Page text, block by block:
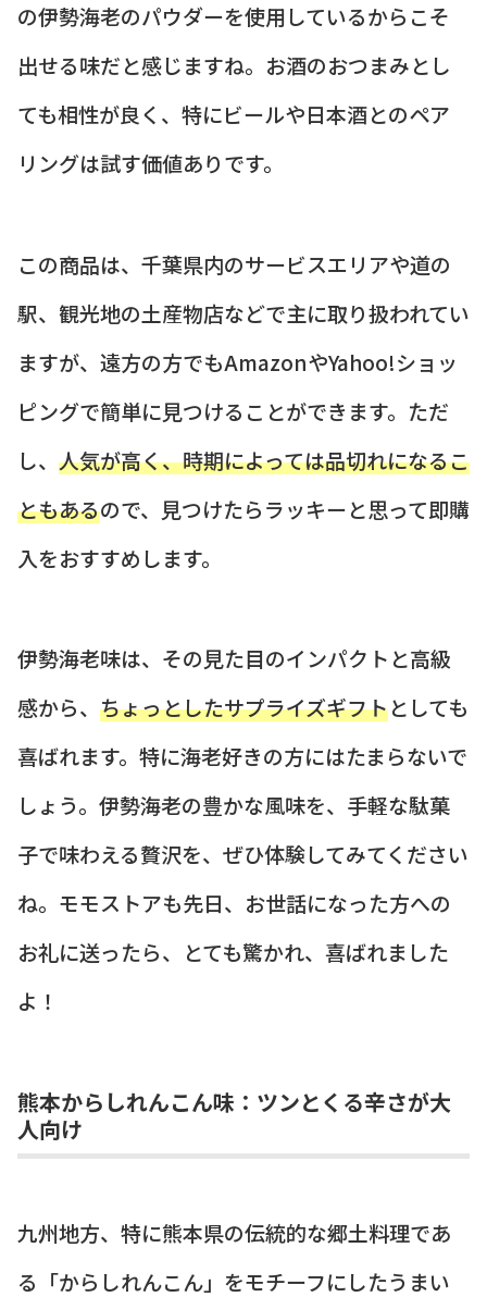
の伊勢海老のパウダーを使用しているからこそ
出せる味だと感じますね。お酒のおつまみとし
ても相性が良く、特にビールや日本酒とのペア
リングは試す価値ありです。
この商品は、千葉県内のサービスエリアや道の
駅、観光地の土産物店などで主に取り扱われてい
ますが、遠方の方でもAmazonやYahoo!ショッ
ピングで簡単に見つけることができます。ただ
し、 人気が高く、時期によっては品切れになるこ
ともあるので、見つけたらラッキーと思って即購
入をおすすめします。
伊勢海老味は、その見た目のインパクトと高級
感から、 ちょっとしたサプライズギフトとしても
喜ばれます。特に海老好きの方にはたまらないで
しょう。伊勢海老の豊かな風味を、手軽な駄菓
子で味わえる贅沢を、ぜひ体験してみてください
ね。モモストアも先日、お世話になった方への
お礼に送ったら、とても驚かれ、喜ばれました
よ！
熊本からしれんこん味：ツンとくる辛さが大
人向け
九州地方、特に熊本県の伝統的な郷土料理であ
る「からしれんこん」をモチーフにしたうまい